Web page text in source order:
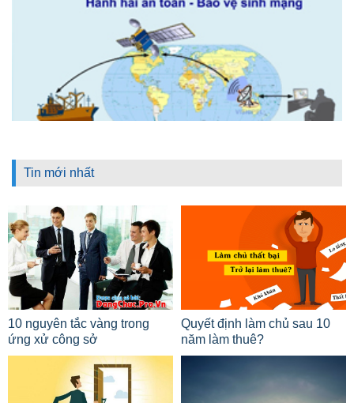
Tin mới nhất
10 nguyên tắc vàng trong
ứng xử công sở
Quyết định làm chủ sau 10
năm làm thuê?